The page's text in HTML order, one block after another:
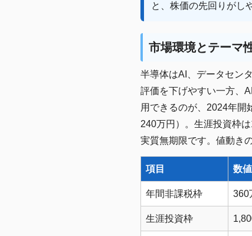
と、株価の先回りがし
市場環境とテーマ
半導体はAI、データセン
評価を下げやすい一方、
用できるのが、2024年開
240万円）。生涯投資枠
実質無期限です。値動き
項目 数
年間非課税枠 360
生涯投資枠